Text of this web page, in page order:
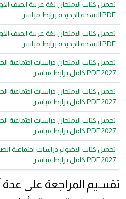
PDF النسخة الجديدة برابط مباشر
PDF النسخة الجديدة برابط مباشر
تحميل كتاب الامتحان دراسات اجتماعية
2027 PDF كامل برابط مباشر
تحميل كتاب الامتحان دراسات اجتماعية
2027 PDF كامل برابط مباشر
تحميل كتاب الامتحان دراسات اجتماعية
2027 PDF كامل برابط مباشر
تحميل كتاب الأضواء دراسات اجتماعية
2027 PDF كامل برابط مباشر
تقسيم المراجعة على عدة